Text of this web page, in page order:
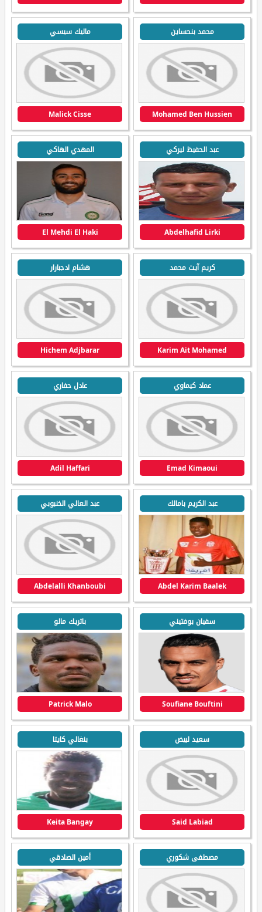
محمد بنحساين
Mohamed Ben Hussien
ماليك سيسي
Malick Cisse
عبد الحفيظ ليركي
Abdelhafid Lirki
المهدي الهاكي
El Mehdi El Haki
كريم آيت محمد
Karim Ait Mohamed
هشام ادجبارار
Hichem Adjbarar
عماد كيماوي
Emad Kimaoui
عادل حفاري
Adil Haffari
عبد الكريم بامالك
Abdel Karim Baalek
عبد العالي الخنبوبي
Abdelalli Khanboubi
سفيان بوفتيني
Soufiane Bouftini
باتريك مالو
Patrick Malo
سعيد لبيض
Said Labiad
بنغالي كايتا
Keita Bangay
مصطفى شكوري أمين الصادقي